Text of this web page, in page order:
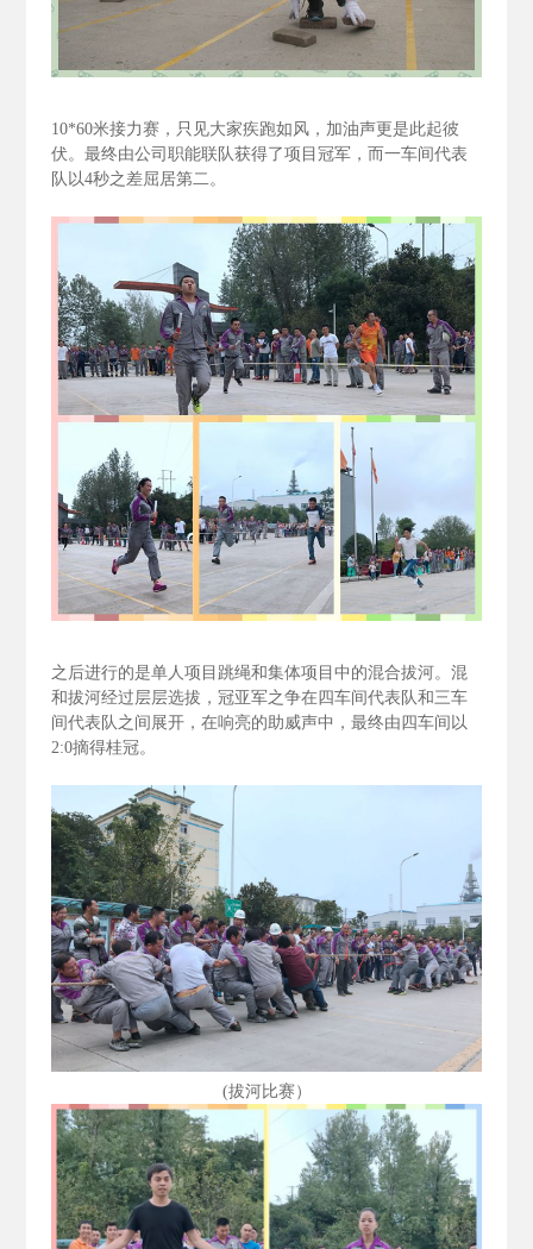
10*60米接力赛，只见大家疾跑如风，加油声更是此起彼
伏。最终由公司职能联队获得了项目冠军，而一车间代表
队以4秒之差屈居第二。
之后进行的是单人项目跳绳和集体项目中的混合拔河。混
和拔河经过层层选拔，冠亚军之争在四车间代表队和三车
间代表队之间展开，在响亮的助威声中，最终由四车间以
2:0摘得桂冠。
(拔河比赛）